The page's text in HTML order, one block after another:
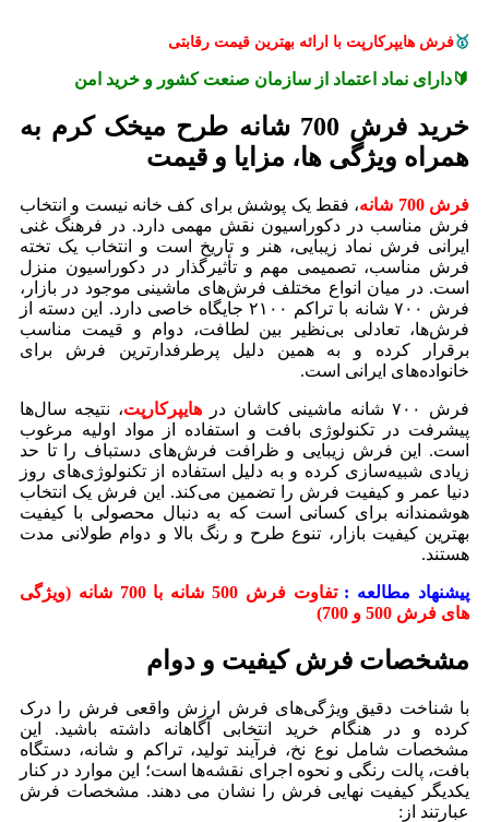
🥇فرش هایپرکارپت با ارائه بهترین قیمت رقابتی
🔰دارای نماد اعتماد از سازمان صنعت کشور و خرید امن
خرید فرش 700 شانه طرح میخک کرم به
همراه ویژگی ها، مزایا و قیمت
فرش 700 شانه
، فقط یک پوشش برای کف خانه نیست و انتخاب
فرش مناسب در دکوراسیون نقش مهمی دارد. در فرهنگ غنی
ایرانی فرش نماد زیبایی، هنر و تاریخ است و انتخاب یک تخته
فرش مناسب، تصمیمی مهم و تأثیرگذار در دکوراسیون منزل
است. در میان انواع مختلف فرش‌های ماشینی موجود در بازار،
فرش ۷۰۰ شانه با تراکم ۲۱۰۰ جایگاه خاصی دارد. این دسته از
فرش‌ها، تعادلی بی‌نظیر بین لطافت، دوام و قیمت مناسب
برقرار کرده و به همین دلیل پرطرفدارترین فرش برای
خانواده‌های ایرانی است.
فرش ۷۰۰ شانه ماشینی کاشان در هایپرکارپت، نتیجه سال‌ها
پیشرفت در تکنولوژی بافت و استفاده از مواد اولیه مرغوب
است. این فرش زیبایی و ظرافت فرش‌های دستباف را تا حد
زیادی شبیه‌سازی کرده و به دلیل استفاده از تکنولوژی‌های روز
دنیا عمر و کیفیت فرش را تضمین می‌کند. این فرش یک انتخاب
هوشمندانه برای کسانی است که به دنبال محصولی با کیفیت
بهترین کیفیت بازار، تنوع طرح و رنگ بالا و دوام طولانی مدت
هستند.
پیشنهاد مطالعه :
تفاوت فرش 500 شانه با 700 شانه (ویژگی
های فرش 500 و 700)
مشخصات فرش کیفیت و دوام
با شناخت دقیق ویژگی‌های فرش ارزش واقعی فرش را درک
کرده و در هنگام خرید انتخابی آگاهانه داشته باشید. این
مشخصات شامل نوع نخ، فرآیند تولید، تراکم و شانه، دستگاه
بافت، پالت رنگی و نحوه اجرای نقشه‌ها است؛ این موارد در کنار
یکدیگر کیفیت نهایی فرش را نشان می دهند. مشخصات فرش
عبارتند از: